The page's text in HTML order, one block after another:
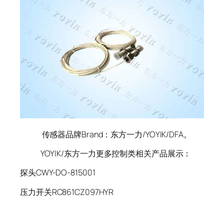
传感器品牌Brand：东方一力/YOYIK/DFA。
YOYIK/东方一力更多控制类相关产品展示：
探头CWY-DO-815001
压力开关RC861CZ097HYR